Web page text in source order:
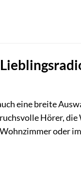
eine breite
Hörer,
oder